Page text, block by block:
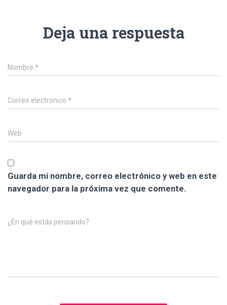
Deja una respuesta
Nombre *
Correo electrónico *
Web
Guarda mi nombre, correo electrónico y web en este
navegador para la próxima vez que comente.
¿En qué estás pensando?